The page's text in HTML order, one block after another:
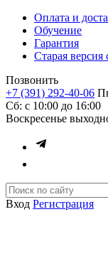
Оплата и
Обучение
Гарантия
Старая версия
Позвонить
+7 (391) 292-40-06
Сб: c 10:00 до 16:00
​Воскресенье
Вход Регистрация